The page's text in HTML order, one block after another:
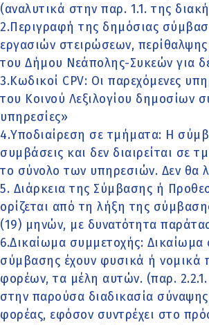
(αναλυτικά στην παρ. 1.1. της
2.Περιγραφή της δημόσιας
εργασιών στειρώσεων,
του Δήμου Νεάπολης-Συκεών για
3.Κωδικοί CPV: Οι παρεχόμενες
του Κοινού Λεξιλογίου δημοσίων
υπηρεσίες»
4.Υποδιαίρεση σε τμήματα: Η
συμβάσεις και δεν διαιρείται σε
το σύνολο των υπηρεσιών. Δεν θα
5. Διάρκεια της Σύμβασης ή
ορίζεται από τη λήξη της
(19) μηνών, με δυνατότητα
6.Δικαίωμα συμμετοχής:
σύμβασης έχουν φυσικά ή
φορέων, τα μέλη αυτών. (παρ.
στην παρούσα διαδικασία
φορέας, εφόσον συντρέχει στο